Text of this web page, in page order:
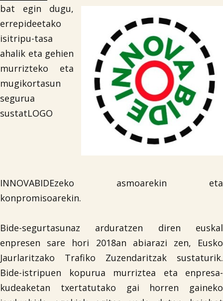
bat egin dugu,
errepideetako
isitripu-tasa
ahalik eta gehien
murrizteko eta
mugikortasun
segurua
sustatLOGO
INNOVABIDEzeko asmoarekin eta
konpromisoarekin.
Bide-segurtasunaz arduratzen diren euskal
enpresen sare hori 2018an abiarazi zen, Eusko
Jaurlaritzako Trafiko Zuzendaritzak sustaturik.
Bide-istripuen kopurua murriztea eta enpresa-
kudeaketan txertatutako gai horren gaineko